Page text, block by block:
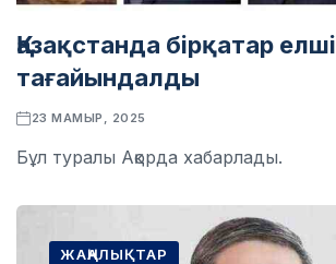
​Қазақстанда бірқатар елші
тағайындалды
23 МАМЫР, 2025
Бұл туралы Ақорда хабарлады.
ЖАҢАЛЫҚТАР